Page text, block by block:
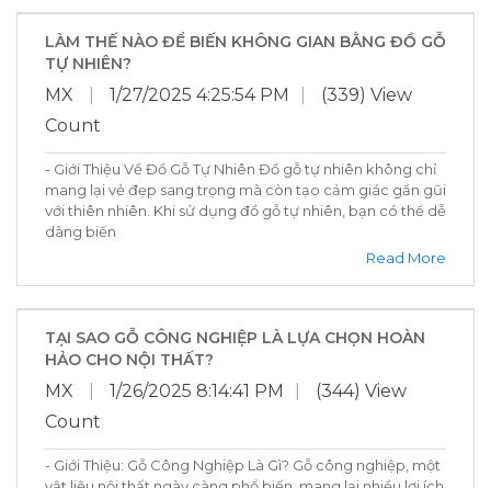
LÀM THẾ NÀO ĐỂ BIẾN KHÔNG GIAN BẰNG ĐỒ GỖ
TỰ NHIÊN?
MX 1/27/2025 4:25:54 PM
(339) View
Count
- Giới Thiệu Về Đồ Gỗ Tự Nhiên Đồ gỗ tự nhiên không chỉ
mang lại vẻ đẹp sang trọng mà còn tạo cảm giác gần gũi
với thiên nhiên. Khi sử dụng đồ gỗ tự nhiên, bạn có thể dễ
dàng biến
Read More
TẠI SAO GỖ CÔNG NGHIỆP LÀ LỰA CHỌN HOÀN
HẢO CHO NỘI THẤT?
MX 1/26/2025 8:14:41 PM
(344) View
Count
- Giới Thiệu: Gỗ Công Nghiệp Là Gì? Gỗ công nghiệp, một